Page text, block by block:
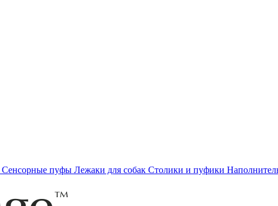
Сенсорные пуфы Лежаки для собак Столики и пуфики